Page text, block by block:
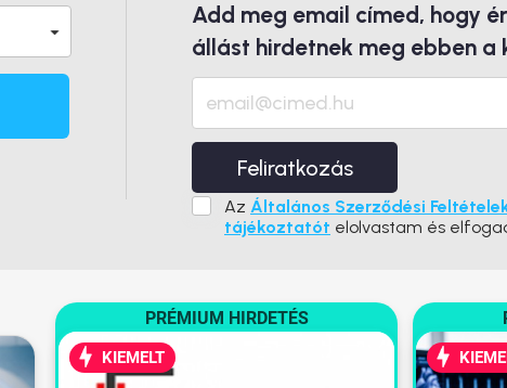
Add meg email címed, hogy
állást hirdetnek meg ebben a
Feliratkozás
Az Általános Szerződési
tájékoztatót elolvastam és
PRÉMIUM HIRDETÉS
KIEMELT